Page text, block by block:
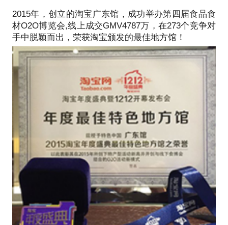
3.约定时间，进行当面或电话解答
4.电话解答一般为15-30分钟，希望您在问题调研表中
2019年1月，筹建达人推商学院，建设线上短视频直
播学习平台——“达人推课堂”；
2019年2月，建立短视频带货种草团队；
2019年3月，达人推课堂上线，汇聚短视频直播众多
优秀课程，用户短期内突破5W+
2019年4月，举办抖音10万粉丝训练营，24位大咖导
师教授短视频直播课程3个月，数十位学员实现10万
粉丝的跃迁以及商业的变现。其中行业图谱课程更是
得到学员广泛认同与同行的仿效。
2019年5月，获批抖音官方蓝V认证服务商，助力企业
商家通过抖音短视频直播开展业务；
2019年6月，短视频直播带货团队陆续在数码3C，美
妆，日用家居等品类上取得成绩，多次荣登抖音好物
榜；
2019年7月，短视频直播带货平台上线，开启商达撮
合的商业模式；
2019年9月，举办首届短视频直播电商峰会，联合行
业一线机构：抖通短视频社群、抖商公社、浪起传媒
等，在广州线下200人场地实际到场500人，线上10万
业的地方特色产品、旅游产品的专业平台，并在淘宝
首页有独立的流量入口。
广东馆介绍：广东馆是特色中国频道下唯一运营广东
特色食品/农产品/旅游产品的地域频道。
项目职责：
1.开馆筹建初期，作为策划总监，负责各方信息的搜
集与决策，尤其淘宝方面的信息对接；
2.开馆筹建中期，主导广东馆招商工作，接触了解广
东馆大多数商家；
3.开馆筹建后期，主持广东馆开馆活动选品工作与淘
内活动对接；
4.开馆运营期：全面总体协调6.11第四季国际食品食
材博览会暨O2O产业峰会，重点参与该展会的核心业
务模块：商务厅红包落实、淘宝活动对接、重点商家
筛选等环节；
5.开馆运营期：系统地梳理了广东馆、云图电商的业
2015年，创立的淘宝广东馆，成功举办第四届食品食
材O2O博览会,线上成交GMV4787万，在273个竞争对